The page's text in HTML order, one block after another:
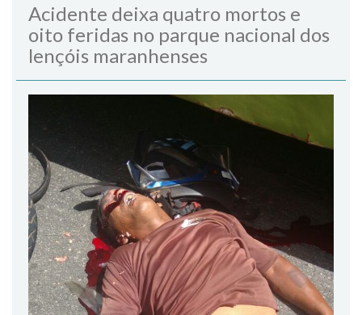
Acidente deixa quatro mortos e
oito feridas no parque nacional dos
lençóis maranhenses